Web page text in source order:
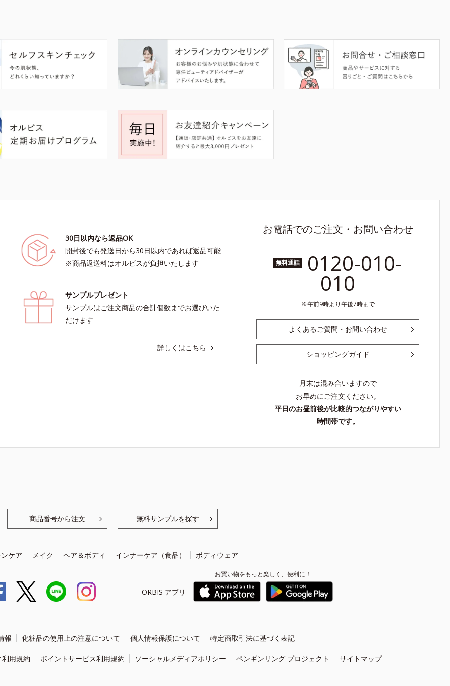
30日以内なら返品OK
開封後でも発送日から30日以内であれば返品可能
※商品返送料はオルビスが負担いたします
サンプルプレゼント
サンプルはご注文商品の合計個数までお選びいた
だけます
詳しくはこちら
お電話でのご注文・お問い合わせ
無料通話 0120-010-
010
午前9時より午後7時まで
よくあるご質問・お問い合わせ
ショッピングガイド
月末は混み合いますので
お早めにご注文ください。
平日のお昼前後が比較的つながりやすい
時間帯です。
商品番号から注文 無料サンプルを探す
ケア メイク ヘア＆ボディ インナーケア（食品） ボディウェア
ORBIS アプリ
お買い物をもっと楽しく、便利に！
報 化粧品の使用上の注意について 個人情報保護について 特定商取引法に基づく表記
用規約 ポイントサービス利用規約 ソーシャルメディアポリシー ペンギンリング プロジェクト サイトマップ